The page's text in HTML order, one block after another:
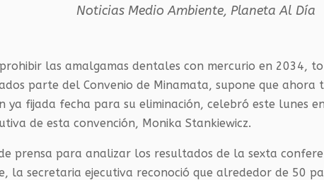
Noticias Medio Ambiente,Planeta Al Día
prohibir las amalgamas dentales con mercurio en 2034,
parte del Convenio de Minamata, supone que ahora
ya fijada fecha para su eliminación, celebró este lunes
de esta convención, Monika Stankiewicz.
prensa para analizar los resultados de la sexta
la secretaria ejecutiva reconoció que alrededor de 50